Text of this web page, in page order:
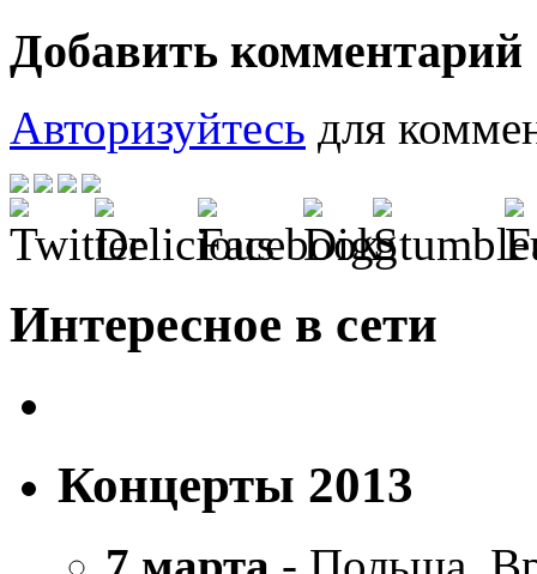
Добавить комментарий
Авторизуйтесь для
Интересное в сети
Концерты 2013